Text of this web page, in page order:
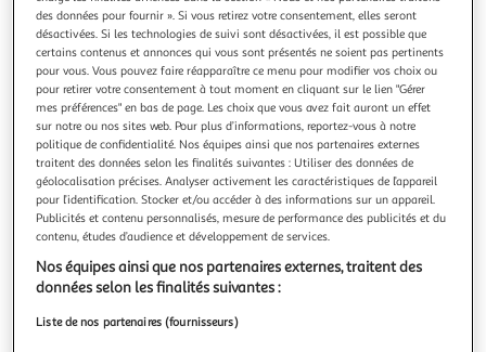
MAITRE COQ
Mini rôtis de volaille farce aux figues et aux marrons
Maître Coq, Volailler inspiré
En savoir +
400g
Vous voulez connaître le prix de ce produit ?
Afficher le prix
des données pour fournir ». Si vous retirez votre consentement, elles seront
désactivées. Si les technologies de suivi sont désactivées, il est possible que
certains contenus et annonces qui vous sont présentés ne soient pas pertinents
pour vous. Vous pouvez faire réapparaître ce menu pour modifier vos choix ou
pour retirer votre consentement à tout moment en cliquant sur le lien "Gérer
mes préférences" en bas de page. Les choix que vous avez fait auront un effet
sur notre ou nos sites web. Pour plus d’informations, reportez-vous à notre
politique de confidentialité. Nos équipes ainsi que nos partenaires externes
traitent des données selon les finalités suivantes : Utiliser des données de
géolocalisation précises. Analyser activement les caractéristiques de l’appareil
pour l’identification. Stocker et/ou accéder à des informations sur un appareil.
Publicités et contenu personnalisés, mesure de performance des publicités et du
contenu, études d’audience et développement de services.
Nos équipes ainsi que nos partenaires externes, traitent des
données selon les finalités suivantes :
Liste de nos partenaires (fournisseurs)